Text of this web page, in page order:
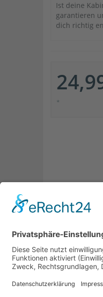
Ist deine
garantieren
dich richtig
*